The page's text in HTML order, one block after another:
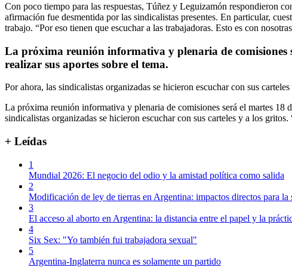
Con poco tiempo para las respuestas, Túñez y Leguizamón respondieron
afirmación fue desmentida por las sindicalistas presentes. En particular,
trabajo. “Por eso tienen que escuchar a las trabajadoras. Esto es con
La próxima reunión informativa y plenaria de comisiones
realizar sus aportes sobre el tema.
Por ahora, las sindicalistas organizadas se hicieron escuchar con sus
La próxima reunión informativa y plenaria de comisiones será el martes 18
sindicalistas organizadas se hicieron escuchar con sus carteles y a los
+ Leídas
1
Mundial 2026: El negocio del odio y la amistad política como salida
2
Modificación de ley de tierras en Argentina: impactos directos para la
3
El acceso al aborto en Argentina: la distancia entre el papel y la
4
Six Sex: "Yo también fui trabajadora sexual"
5
Argentina-Inglaterra nunca es solamente un partido